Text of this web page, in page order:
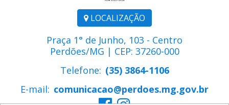
LOCALIZAÇÃO
Praça 1° de Junho, 103 - Centro
Perdões/MG | CEP: 37260-000
Telefone: (35) 3864-1106
E-mail: comunicacao@perdoes.mg.gov.br